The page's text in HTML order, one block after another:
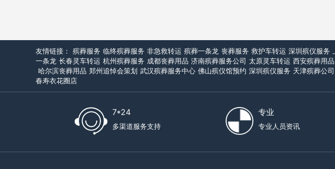
友情链接： 殡葬服务 临终殡葬服务 非急救转运 殡葬一条龙 丧葬服务 救护车转运 深圳殡仪服务
一条龙 长春灵车转运 杭州殡葬服务 成都丧葬用品 济南殡葬服务公司 太原灵车转运 西安殡葬用品
哈尔滨丧葬用品 郑州追悼会策划 武汉殡葬服务中心 佛山殡仪馆预约 深圳殡仪服务 天津殡葬公司
春寿衣花圈店
7*24
多渠道服务支持
专业
专业人员资讯